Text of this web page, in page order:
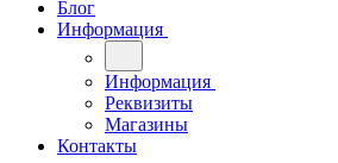
Блог
Информация
Информация
Реквизиты
Магазины
Контакты